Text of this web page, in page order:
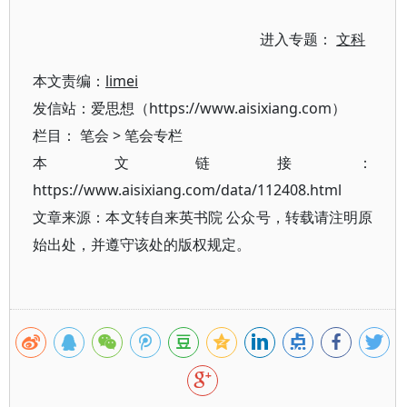
进入专题：文科
本文责编： limei
发信站：爱思想（https://www.aisixiang.com）
栏目： 笔会 >笔会专栏
本文链接：
https://www.aisixiang.com/data/112408.html
文章来源：本文转自来英书院 公众号，转载请注明原
始出处，并遵守该处的版权规定。